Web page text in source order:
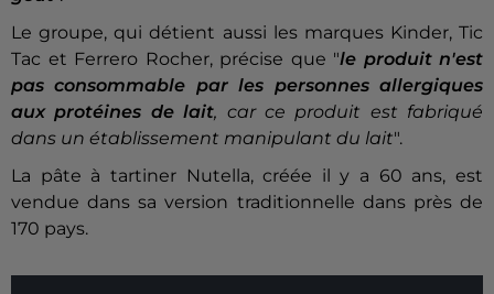
Le groupe, qui détient aussi les marques Kinder, Tic
Tac et Ferrero Rocher, précise que "le produit n'est
pas consommable par les personnes allergiques
aux protéines de lait, car ce produit est fabriqué
dans un établissement manipulant du lait".
La pâte à tartiner Nutella, créée il y a 60 ans, est
vendue dans sa version traditionnelle dans près de
170 pays.